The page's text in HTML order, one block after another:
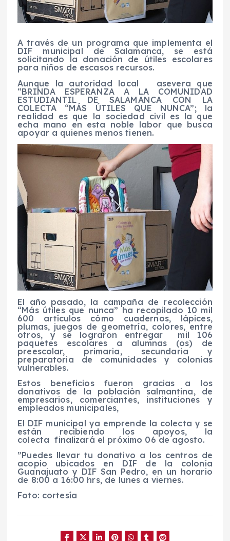
A través de un programa que implementa el
DIF municipal de Salamanca, se está
solicitando la donación de útiles escolares
para niños de escasos recursos.
Aunque la autoridad local asevera que
“BRINDA ESPERANZA A LA COMUNIDAD
ESTUDIANTIL DE SALAMANCA CON LA
COLECTA “MÁS ÚTILES QUE NUNCA”; la
realidad es que la sociedad civil es la que
echa mano en esta noble labor que busca
apoyar a quienes menos tienen.
El año pasado, la campaña de recolección
“Más útiles que nunca” ha recopilado 10 mil
600 artículos cómo cuadernos, lápices,
plumas, juegos de geometría, colores, entre
otros, y se lograron entregar mil 106
paquetes escolares a alumnas (os) de
preescolar, primaria, secundaria y
preparatoria de comunidades y colonias
vulnerables.
Estos beneficios fueron gracias a los
donativos de la población salmantina, de
empresarios, comerciantes, instituciones y
empleados municipales,
El DIF municipal ya emprende la colecta y se
están recibiendo los apoyos, la
colecta finalizará el próximo 06 de agosto.
”Puedes llevar tu donativo a los centros de
acopio ubicados en DIF de la colonia
Guanajuato y DIF San Pedro, en un horario
de 8:00 a 16:00 hrs,de lunes a viernes.
Foto: cortesía